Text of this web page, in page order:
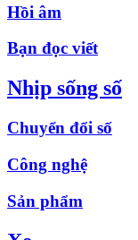
Hồi âm
Bạn đọc viết
Nhịp sống số
Chuyển đổi số
Công nghệ
Sản phẩm